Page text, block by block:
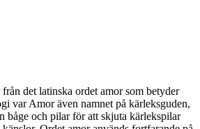
det latinska ordet amor som betyder
var Amor även namnet på kärleksguden,
båge och pilar för att skjuta kärlekspilar